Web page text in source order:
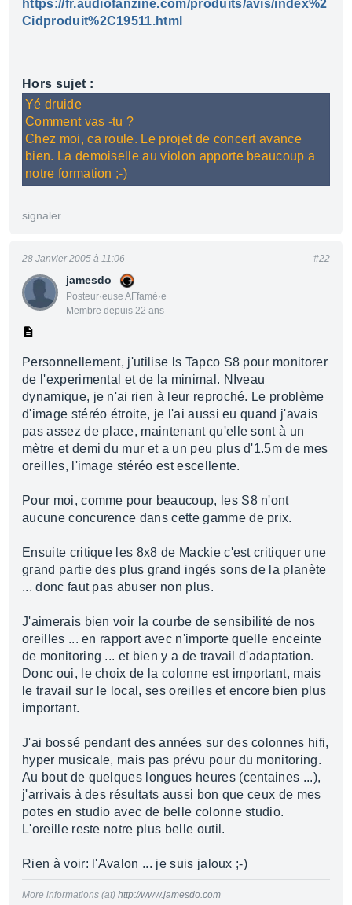
https://fr.audiofanzine.com/produits/avis/index%2
Cidproduit%2C19511.html
Hors sujet :
Yé druide
Comment vas -tu ?
Chez moi, ca roule. Le projet de concert avance
bien. La demoiselle au violon apporte beaucoup a
notre formation ;-)
signaler
jamesdo
Posteur·euse AFfamé·e
Membre depuis 22 ans
28 Janvier 2005 à 11:06 #22
Personnellement, j'utilise ls Tapco S8 pour monitorer
de l'experimental et de la minimal. NIveau
dynamique, je n'ai rien à leur reproché. Le problème
d'image stéréo étroite, je l'ai aussi eu quand j'avais
pas assez de place, maintenant qu'elle sont à un
mètre et demi du mur et a un peu plus d'1.5m de mes
oreilles, l'image stéréo est escellente.
Pour moi, comme pour beaucoup, les S8 n'ont
aucune concurence dans cette gamme de prix.
Ensuite critique les 8x8 de Mackie c'est critiquer une
grand partie des plus grand ingés sons de la planète
... donc faut pas abuser non plus.
J'aimerais bien voir la courbe de sensibilité de nos
oreilles ... en rapport avec n'importe quelle enceinte
de monitoring ... et bien y a de travail d'adaptation.
Donc oui, le choix de la colonne est important, mais
le travail sur le local, ses oreilles et encore bien plus
important.
J'ai bossé pendant des années sur des colonnes hifi,
hyper musicale, mais pas prévu pour du monitoring.
Au bout de quelques longues heures (centaines ...),
j'arrivais à des résultats aussi bon que ceux de mes
potes en studio avec de belle colonne studio.
L'oreille reste notre plus belle outil.
Rien à voir: l'Avalon ... je suis jaloux ;-)
More informations (at) http://www.jamesdo.com